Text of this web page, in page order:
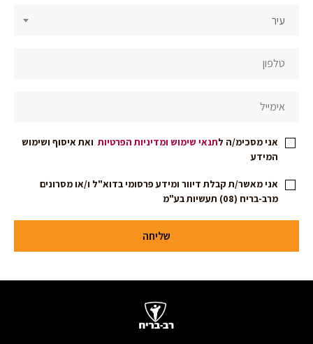
תחתית
הבית
עיר
אני מסכימ/ה לתנאי שימוש ומדיניות הפרטיותואת איסוף ושימוש
המידע
אני מאשר/ת קבלת דיוור ומידע פרסומי בדוא"ל ו/או מסרונים
מרב-בריח (08) תעשיות בע"מ
שליחה